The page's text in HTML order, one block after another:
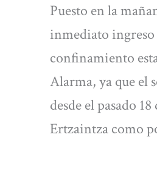
Puesto en la
inmediato
confinamiento
Alarma, ya que el
desde el pasado
Ertzaintza como